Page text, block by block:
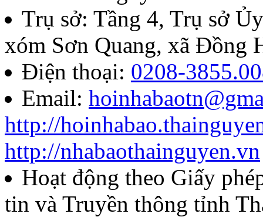
Trụ sở: Tầng 4, Trụ sở
xóm Sơn Quang, xã Đồng
Điện thoại: 0208-
Email:
http://
http://nhabaothainguyen.vn
Hoạt động theo Giấy
tin và Truyền thông tỉnh